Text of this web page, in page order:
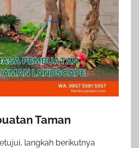
Taman
langkah berikutnya